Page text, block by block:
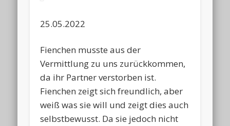
25.05.2022
Fienchen musste aus der
Vermittlung zu uns zurückkommen,
da ihr Partner verstorben ist.
Fienchen zeigt sich freundlich, aber
weiß was sie will und zeigt dies auch
selbstbewusst. Da sie jedoch nicht